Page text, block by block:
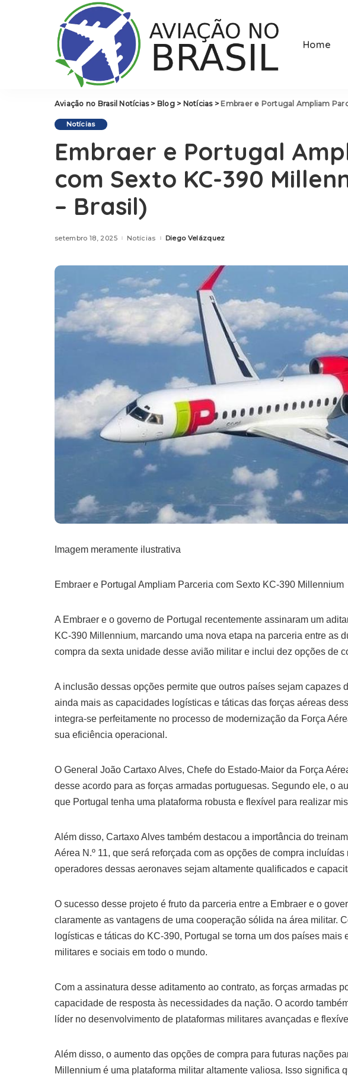
Home
Aviação no Brasil Notícias> Blog> Notícias> Embraer e Portugal Ampliam
Notícias
Embraer e Portugal
com Sexto KC-390
– Brasil)
setembro 18, 2025 NotíciasPosted
Diego Velázquez
Imagem meramente ilustrativa
Embraer e Portugal Ampliam Parceria com Sexto KC-390 Millennium
A Embraer e o governo de Portugal recentemente assinaram um
KC-390 Millennium, marcando uma nova etapa na parceria entre as
compra da sexta unidade desse avião militar e inclui dez opções de
A inclusão dessas opções permite que outros países sejam capazes
ainda mais as capacidades logísticas e táticas das forças aéreas
integra-se perfeitamente no processo de modernização da Força
sua eficiência operacional.
O General João Cartaxo Alves, Chefe do Estado-Maior da Força
desse acordo para as forças armadas portuguesas. Segundo ele, o
que Portugal tenha uma plataforma robusta e flexível para realizar
Além disso, Cartaxo Alves também destacou a importância do
Aérea N.º 11, que será reforçada com as opções de compra
operadores dessas aeronaves sejam altamente qualificados e
O sucesso desse projeto é fruto da parceria entre a Embraer e o
claramente as vantagens de uma cooperação sólida na área militar.
logísticas e táticas do KC-390, Portugal se torna um dos países
militares e sociais em todo o mundo.
Com a assinatura desse aditamento ao contrato, as forças armadas
capacidade de resposta às necessidades da nação. O acordo
líder no desenvolvimento de plataformas militares avançadas e
Além disso, o aumento das opções de compra para futuras nações
Millennium é uma plataforma militar altamente valiosa. Isso significa